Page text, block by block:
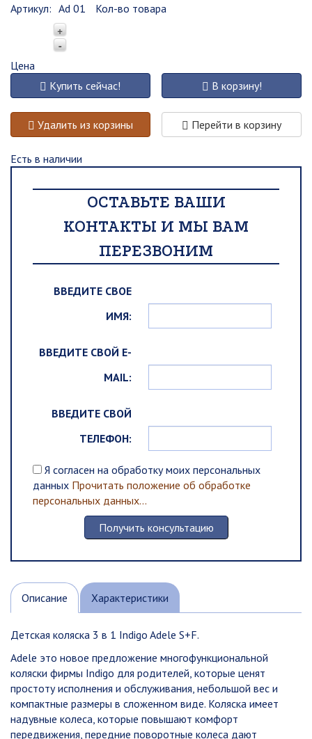
Артикул: Ad 01
Кол-во товара
+
-
Цена
В корзину!
Купить сейчас!
Перейти в корзину
Удалить из корзины
Есть в наличии
ОСТАВЬТЕ ВАШИ
КОНТАКТЫ И МЫ ВАМ
ПЕРЕЗВОНИМ
ВВЕДИТЕ СВОЕ
ИМЯ:
ВВЕДИТЕ СВОЙ E-
MAIL:
ВВЕДИТЕ СВОЙ
ТЕЛЕФОН:
Я согласен на обработку моих персональных
данных Прочитать положение об обработке
персональных данных...
Описание Характеристики
Детская коляска 3 в 1 Indigo Adele S+F.
Adele это новое предложение многофункциональной
коляски фирмы Indigo для родителей, которые ценят
простоту исполнения и обслуживания, небольшой вес и
компактные размеры в сложенном виде. Коляска имеет
надувные колеса, которые повышают комфорт
передвижения, передние поворотные колеса дают